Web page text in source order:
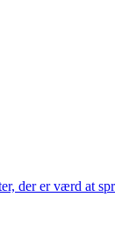
der er værd at